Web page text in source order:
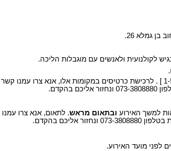
גמלא 26.
לקולנועית ולאנשים עם מוגבלות הליכה.
מקומות שמורים לבעלי כסאות גלגלים בשורה 11 [ כסאות 1-5 ] . לרכישת כרטיסים במקומות אלו, אנא צרו עמנו קשר
בהקדם.
למשך האירוע ובתאום מראש. לתאום, אנא צרו עמנו
אליכם בהקדם.